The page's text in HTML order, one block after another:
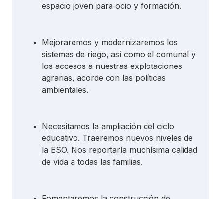
espacio joven para ocio y formación.
Mejoraremos y modernizaremos los
sistemas de riego, así como el comunal y
los accesos a nuestras explotaciones
agrarias, acorde con las políticas
ambientales.
Necesitamos la ampliación del ciclo
educativo. Traeremos nuevos niveles de
la ESO. Nos reportaría muchísima calidad
de vida a todas las familias.